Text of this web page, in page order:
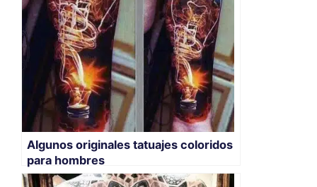
Algunos originales tatuajes coloridos
para hombres